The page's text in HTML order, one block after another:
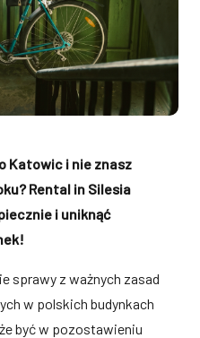
Katowic i nie znasz
Rental in Silesia
i uniknąć
sprawy z ważnych zasad
w polskich budynkach
być w pozostawieniu